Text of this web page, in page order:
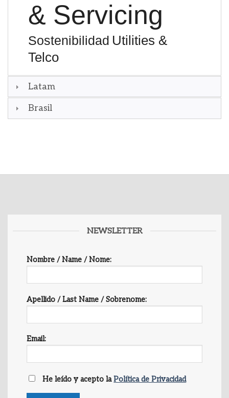
& Servicing
Sostenibilidad Utilities &
Telco
Latam
Brasil
NEWSLETTER
Nombre / Name / Nome:
Apellido / Last Name / Sobrenome:
Email:
He leído y acepto laPolítica de Privacidad